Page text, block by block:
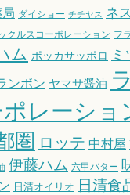
ダイショー チチヤス ネ
クルスコーポレーション フ
ム ポッカサッポロ
ミ
ンボン ヤマサ醤油 ラ
レーショ
圏 ロッテ 中村屋
伊藤ハム 六甲バター
日清オイリオ 日清食